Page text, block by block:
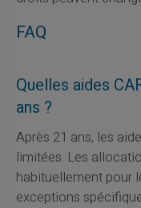
FAQ
Quelles aides
ans ?
Après 21 ans, les
limitées. Les
habituellement pour
exceptions